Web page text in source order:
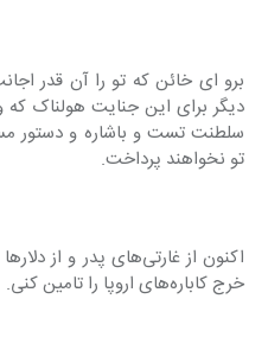
دیگر برای این جنایت هولناک
سلطنت تست و باشاره و دستور
تو نخواهند پرداخت.
خرج کاباره‌های اروپا را تامین کنی.